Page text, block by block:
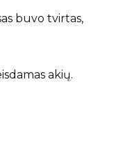
buvo tvirtas,
akių.